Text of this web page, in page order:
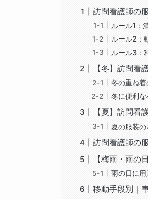
訪問看護師の
ルール1：
ルール2：
ルール3：
【冬】訪問看
冬の重ね着
冬に便利な
【夏】訪問看
夏の服装の
訪問看護師の
【梅雨・雨の
雨の日に
移動手段別｜